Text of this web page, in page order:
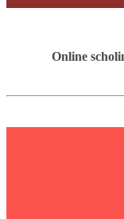
Online